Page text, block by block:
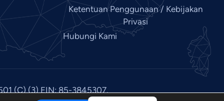
Ketentuan Penggunaan / Kebijakan
Privasi
Hubungi Kami
(C) (3) EIN: 85-3845307.English
Chinese
Dutch